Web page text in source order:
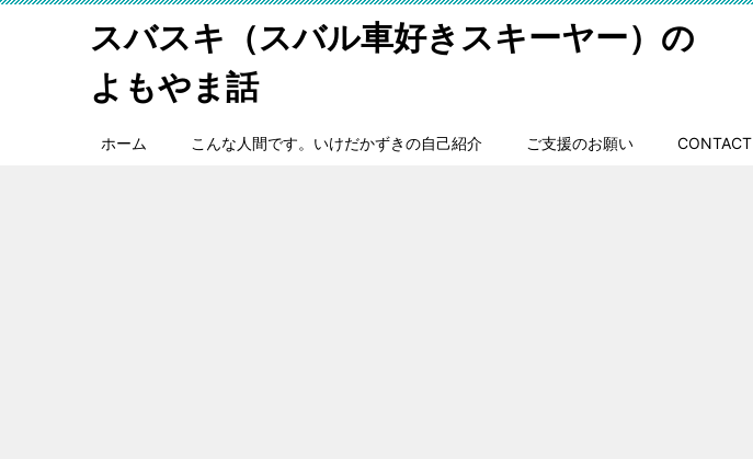
スバスキ（スバル車好きスキーヤー）の
よもやま話
ホーム こんな人間です。いけだかずきの自己紹介 ご支援のお願い CONTACT